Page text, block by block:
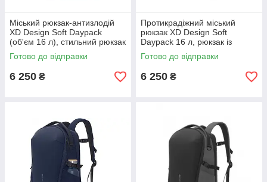
Міський рюкзак-антизлодій
XD Design Soft Daypack
(об'єм 16 л), стильний рюкзак
із захистом від крадіжок та
порізів, синій
Готово до відправки
6 250 ₴
Протикрадіжний міський
рюкзак XD Design Soft
Daypack 16 л, рюкзак із
захистом від порізів, чорний
Готово до відправки
6 250 ₴